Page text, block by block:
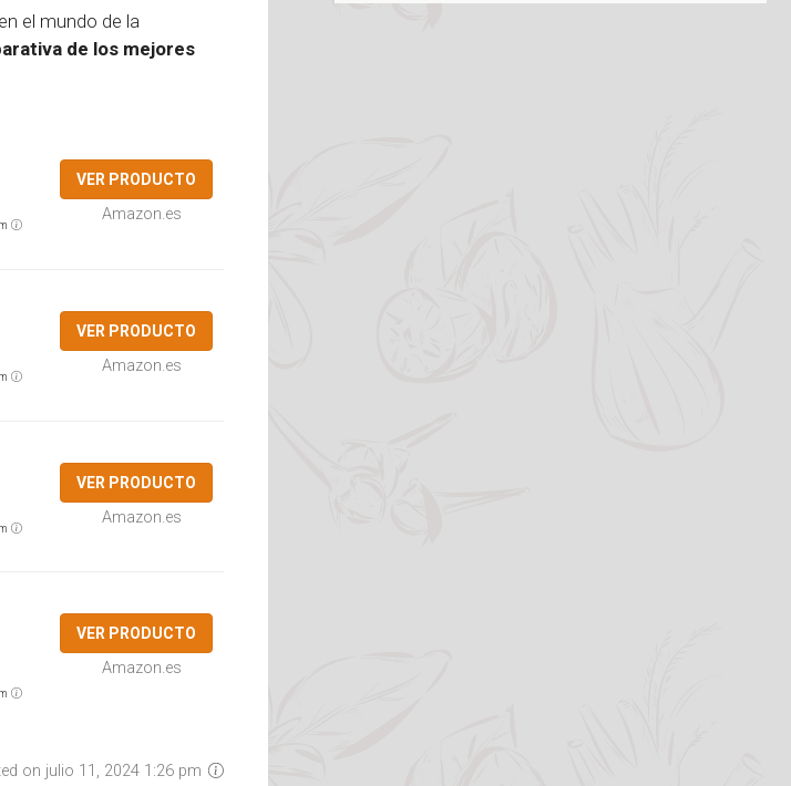
en el mundo de la
de los mejores
VER PRODUCTO
Amazon.es
VER PRODUCTO
Amazon.es
VER PRODUCTO
Amazon.es
VER PRODUCTO
Amazon.es
on julio 11, 2024 1:26 pm